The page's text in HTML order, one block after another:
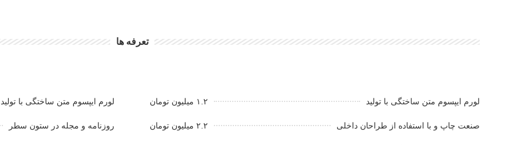
تعرفه ها
لورم ایپسوم متن ساختگی با تولید ۱.۲ میلیون تومان
صنعت چاپ و با استفاده از طراحان داخلی ۲.۲ میلیون تومان
لورم ایپسوم متن ساختگی با تولید
روزنامه و مجله در ستون سطر